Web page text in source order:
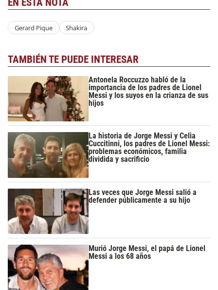
EN ESTA NOTA
Gerard Pique Shakira
TAMBIÉN TE PUEDE INTERESAR
Antonela Roccuzzo habló de la
importancia de los padres de Lionel
Messi y los suyos en la crianza de sus
hijos
La historia de Jorge Messi y Celia
Cuccitinni, los padres de Lionel Messi:
problemas económicos, familia
dividida y sacrificio
Las veces que Jorge Messi salió a
defender públicamente a su hijo
Murió Jorge Messi, el papá de Lionel
Messi a los 68 años